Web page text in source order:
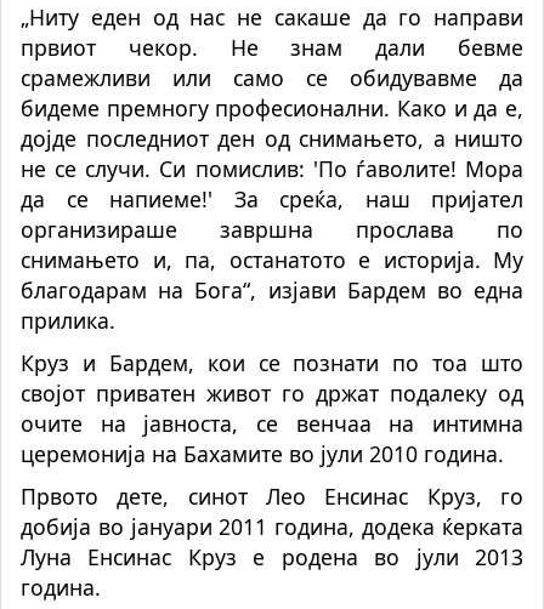
„Ниту еден од нас не сакаше да го направи
првиот чекор. Не знам дали бевме
срамежливи или само се обидувавме да
бидеме премногу професионални. Како и да е,
дојде последниот ден од снимањето, а ништо
не се случи. Си помислив: 'По ѓаволите! Мора
да се напиеме!' За среќа, наш пријател
организираше завршна прослава по
снимањето и, па, останатото е историја. Му
благодарам на Бога“, изјави Бардем во една
прилика.
Круз и Бардем, кои се познати по тоа што
својот приватен живот го држат подалеку од
очите на јавноста, се венчаа на интимна
церемонија на Бахамите во јули 2010 година.
Првото дете, синот Лео Енсинас Круз, го
добија во јануари 2011 година, додека ќерката
Луна Енсинас Круз е родена во јули 2013
година.